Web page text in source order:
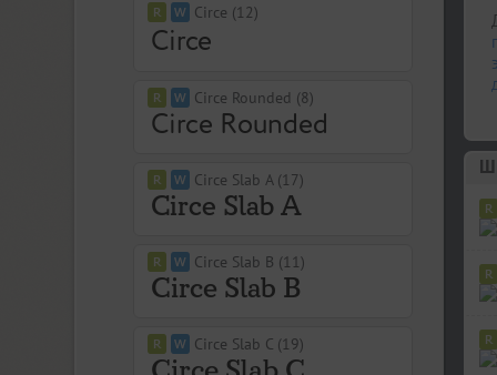
Circe (12)
Circe Rounded (8)
Circe Slab A (17)
Circe Slab B (11)
Circe Slab C (19)